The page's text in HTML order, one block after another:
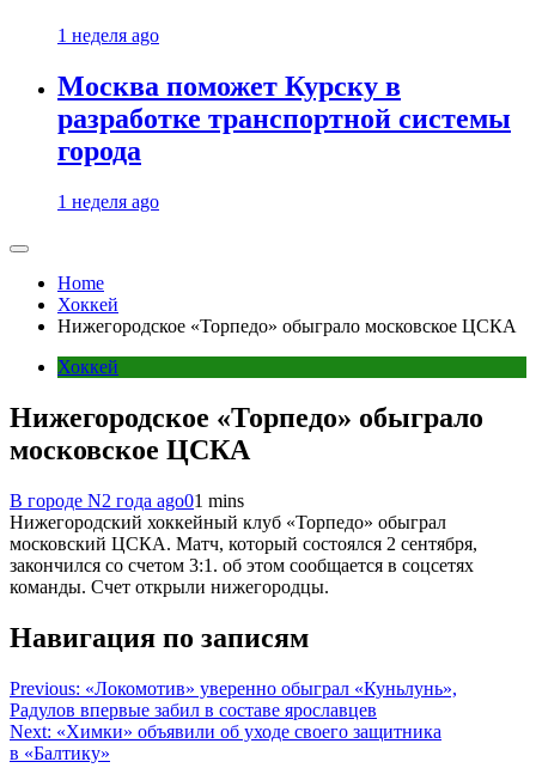
1 неделя ago
Москва поможет Курску в
разработке транспортной системы
города
1 неделя ago
Home
Хоккей
Нижегородское «Торпедо» обыграло московское ЦСКА
Хоккей
Нижегородское «Торпедо» обыграло
московское ЦСКА
В городе N2 года ago01 mins
Нижегородский хоккейный клуб «Торпедо» обыграл
московский ЦСКА. Матч, который состоялся 2 сентября,
закончился со счетом 3:1. об этом сообщается в соцсетях
команды. Счет открыли нижегородцы.
Навигация по записям
Previous: «Локомотив» уверенно обыграл «Куньлунь»,
Радулов впервые забил в составе ярославцев
Next: «Химки» объявили об уходе своего защитника
в «Балтику»